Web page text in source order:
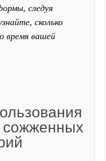
следуя
сколько
время вашей
сожженных